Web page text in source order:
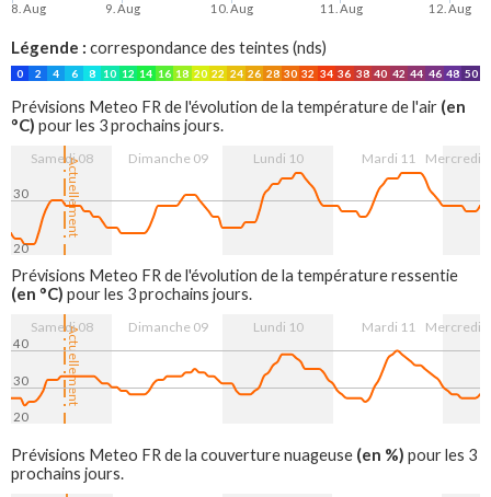
8. Aug 9. Aug 10. Aug 11. Aug 12. Aug
Légende : correspondance des teintes (nds)
0 2 4 6 8 10 12 14 16 18 20 22 24 26 28 30 32 34 36 38 40 42 44 46 48 50
Prévisions Meteo FR de l'évolution de la température de l'air (en
°C) pour les 3 prochains jours.
Actuellement
Samedi 08 Dimanche 09 Lundi 10 Mardi 11 Mercredi
20
30
Prévisions Meteo FR de l'évolution de la température ressentie
(en °C) pour les 3 prochains jours.
Actuellement
Samedi 08 Dimanche 09 Lundi 10 Mardi 11 Mercredi
20
30
40
Prévisions Meteo FR de la couverture nuageuse (en %) pour les 3
prochains jours.